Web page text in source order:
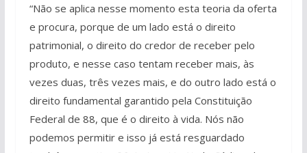
“Não se aplica nesse momento esta teoria da oferta
e procura, porque de um lado está o direito
patrimonial, o direito do credor de receber pelo
produto, e nesse caso tentam receber mais, às
vezes duas, três vezes mais, e do outro lado está o
direito fundamental garantido pela Constituição
Federal de 88, que é o direito à vida. Nós não
podemos permitir e isso já está resguardado